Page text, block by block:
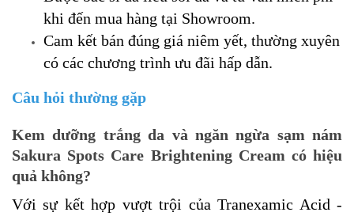
khi đến mua hàng tại Showroom.
Cam kết bán đúng giá niêm yết, thường xuyên
có các chương trình ưu đãi hấp dẫn.
Câu hỏi thường gặp
Kem dưỡng trắng da và ngăn ngừa sạm nám
Sakura Spots Care Brightening Cream có hiệu
quả không?
Với sự kết hợp vượt trội của Tranexamic Acid -